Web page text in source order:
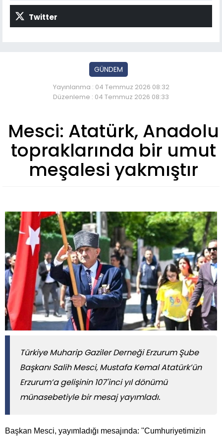
Twitter
GÜNDEM
Yayınlanma : 04 Temmuz 2026 08:32
Düzenleme : 04 Temmuz 2026 08:33
Mesci: Atatürk, Anadolu
topraklarında bir umut
meşalesi yakmıştır
Türkiye Muharip Gaziler Derneği Erzurum Şube
Başkanı Salih Mesci, Mustafa Kemal Atatürk’ün
Erzurum’a gelişinin 107'inci yıl dönümü
münasebetiyle bir mesaj yayımladı.
Başkan Mesci, yayımladığı mesajında: ''Cumhuriyetimizin